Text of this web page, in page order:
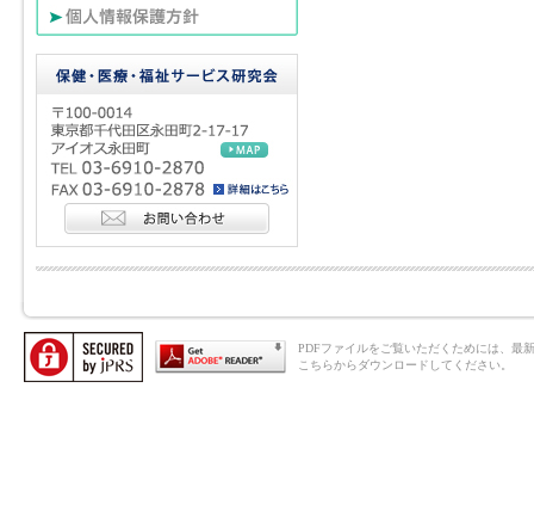
PDFファイルをご覧いただくためには、最
こちらからダウンロードしてください。